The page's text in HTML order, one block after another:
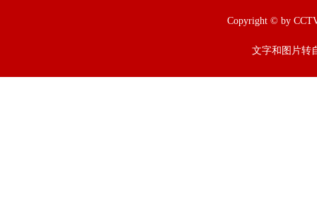
Copyright © by
文字和图片转